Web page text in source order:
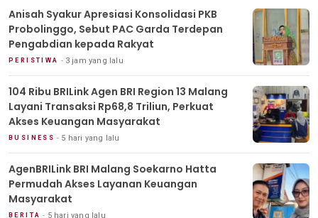
Anisah Syakur Apresiasi Konsolidasi PKB
Probolinggo, Sebut PAC Garda Terdepan
Pengabdian kepada Rakyat
PERISTIWA 3 jam yang lalu
104 Ribu BRILink Agen BRI Region 13 Malang
Layani Transaksi Rp68,8 Triliun, Perkuat
Akses Keuangan Masyarakat
BUSINESS 5 hari yang lalu
AgenBRILink BRI Malang Soekarno Hatta
Permudah Akses Layanan Keuangan
Masyarakat
BERITA 5 hari yang lalu